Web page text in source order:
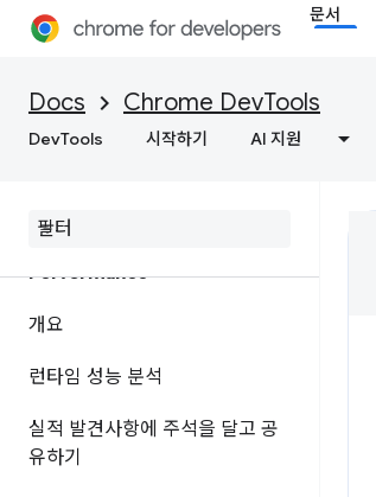
문서
Docs Chrome DevTools
DevTools 시작하기 AI 지원
개요
네트워크 활동 검사
기능 참조
Performance
개요
런타임 성능 분석
실적 발견사항에 주석을 달고 공
유하기